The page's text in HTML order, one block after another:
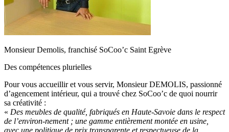
Monsieur Demolis, franchisé SoCoo’c Saint Egrève
Des compétences plurielles
Pour vous accueillir et vous servir, Monsieur DEMOLIS, passionné
d’agencement intérieur, qui a trouvé chez SoCoo’c de quoi nourrir
sa créativité :
« Des meubles de qualité, fabriqués en Haute-Savoie dans le respect
de l’environ-nement ; une gamme entièrement montée en usine,
avec une politique de prix transparente et respectueuse de la